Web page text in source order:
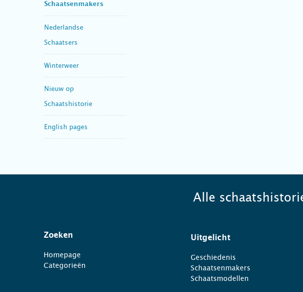
Schaatsenmakers
Nederlandse
Schaatsers
Winterweer
Nieuw op
Schaatshistorie
English pages
Alle
Zoeken
Homepage
Categorieën
Uitgelicht
Geschiedenis
Schaatsenmakers
Schaatsmodellen